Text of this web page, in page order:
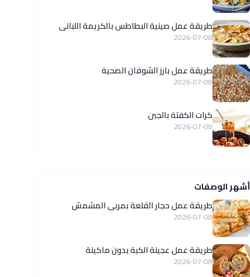
طريقة عمل صينية البطاطس بالكريمة اللبانى
2026-07-08
طريقة عمل بارز الشوفان الصحية
2026-07-08
كرات الكفتة بالجبن
2026-07-08
أشهر الوصفات
طريقة عمل حجار القلعة بمربى المشمش
2026-07-08
طريقة عمل عجينة الكبة بدون ماكينة
2026-07-08